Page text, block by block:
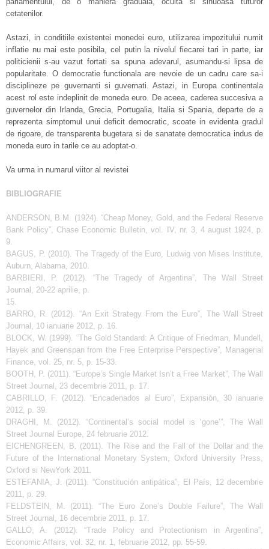
cetatenilor.
Astazi, in conditiile existentei monedei euro, utilizarea impozitului numit
inflatie nu mai este posibila, cel putin la nivelul fiecarei tari in parte, iar
politicienii s-au vazut fortati sa spuna adevarul, asumandu-si lipsa de
popularitate. O democratie functionala are nevoie de un cadru care sa-i
disciplineze pe guvernanti si guvernati. Astazi, in Europa continentala
acest rol este indeplinit de moneda euro. De aceea, caderea succesiva a
guvernelor din Irlanda, Grecia, Portugalia, Italia si Spania, departe de a
reprezenta simptomul unui deficit democratic, scoate in evidenta gradul
de rigoare, de transparenta bugetara si de sanatate democratica indus de
moneda euro in tarile ce au adoptat-o.
Va urma in numarul viitor al revistei
BIBLIOGRAFIE
ANDERSON, B.M. (1924). “Cheap Money, Gold, and the Federal Reserve
Bank Policy”, Chase Economic Bulletin, vol. IV, nr. 3, 4 august 1924, p.
9.
BAGUS, P. (2010). The Tragedy of the Euro, Ludwig von Mises Institute,
Auburn, Alabama, 2010.
BARBIERI, P. (2012). “The Tragedy of Argentina”, The Wall Street
Journal, 20-22 aprilie, p.
15.
BARRO, R. (2012). “An Exit Strategy From the Euro”, The Wall Street
Journal, 10 ianuarie 2012, p. 16.
BLOCK, W. (1999). “The Gold Standard: A Critique of Friedman, Mundell,
Hayek and Greenspan from the Free Enterprise Perspective”, Managerial
Finance, vol. 25, nr. 5, p. 15-33.
BOOTH, P. (2011). “Europe’s Single Market Isn’t a Free Market”, The Wall
Street Journal, 23 decembrie 2011, p. 17.
CABRILLO, F. (2012). “Encadenados al Euro”, Expansión, 30 ianuarie
2012, p. 39.
DRAGHI, M. (2012). “Continental’s social model is ‘gone’”, The Wall
Street Journal Europe, 24 februarie 2012.
EICHENGREEN, B. (2011). The Rise and the Fall of the Dollar and the
Future of the International Monetary System, Oxford University Press,
Oxford si NewYork 2011.
ESTEFANIA, J. (2011). “Constitución antipática”, El País, 12 decembrie
2011, p. 29.
FELDSTEIN, M. (2011). “The Euro Zone’s Double Failure”, The Wall
Street Journal, 16 decembrie 2011, p. 17.
GALLO, A. (2012). “Trade Policy and Protectionism in Argentina”,
Economic Affairs, vol. 32, nr. 1, februarie 2012, pp. 55-59.